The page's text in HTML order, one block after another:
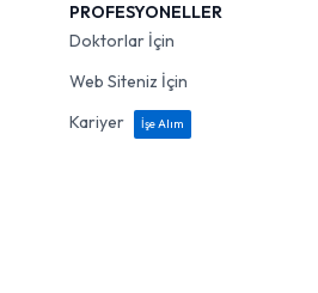
PROFESYONELLER
Doktorlar İçin
Web Siteniz İçin
Kariyer
İşe Alım